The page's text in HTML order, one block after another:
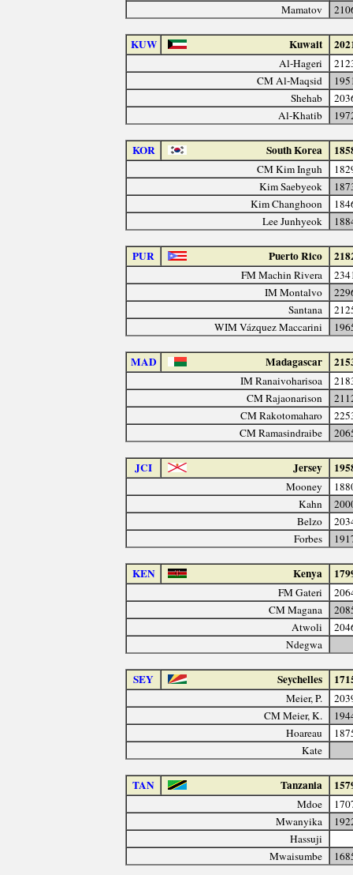
Mamatov
KUW Kuwait
Al-Hageri
CM Al-Maqsid
Shehab
Al-Khatib
KOR South Korea
CM Kim Inguh
Kim Saebyeok
Kim Changhoon
Lee Junhyeok
PUR Puerto Rico
FM Machin Rivera
IM Montalvo
Santana
WIM Vázquez Maccarini
MAD Madagascar
IM Ranaivoharisoa
CM Rajaonarison
CM Rakotomaharo
CM Ramasindraibe
JCI Jersey
Mooney
Kahn
Belzo
Forbes
KEN Kenya
FM Gateri
CM Magana
Atwoli
Ndegwa
SEY Seychelles
Meier, P.
CM Meier, K.
Hoareau
Kate
TAN Tanzania
Mdoe
Mwanyika
Hassuji
Mwaisumbe